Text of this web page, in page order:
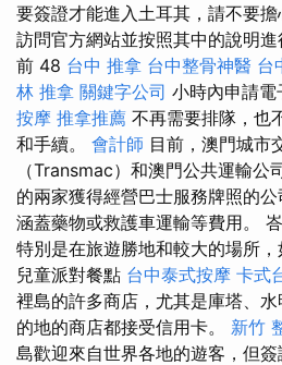
要簽證才能進入土耳其，請不要
訪問官方網站並按照其中的說明
前 48 台中 推拿 台中整骨神醫 台
林 推拿 關鍵字公司 小時內申請電
按摩 推拿推薦 不再需要排隊，也
和手續。 會計師 目前，澳門城市
（Transmac）和澳門公共運輸
的兩家獲得經營巴士服務牌照的
涵蓋藥物或救護車運輸等費用。
特別是在旅遊勝地和較大的場所
兒童派對餐點 台中泰式按摩 卡式
裡島的許多商店，尤其是庫塔、
的地的商店都接受信用卡。 新竹
島歡迎來自世界各地的遊客，但簽